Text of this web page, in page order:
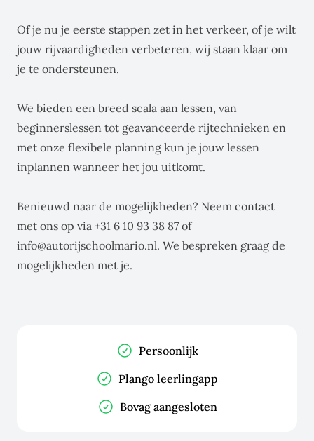
Of je nu je eerste stappen zet in het verkeer, of je wilt
jouw rijvaardigheden verbeteren, wij staan klaar om
je te ondersteunen.
We bieden een breed scala aan lessen, van
beginnerslessen tot geavanceerde rijtechnieken en
met onze flexibele planning kun je jouw lessen
inplannen wanneer het jou uitkomt.
Benieuwd naar de mogelijkheden? Neem contact
met ons op via +31 6 10 93 38 87 of
info@autorijschoolmario.nl. We bespreken graag de
mogelijkheden met je.
Persoonlijk
Plango leerlingapp
Bovag aangesloten